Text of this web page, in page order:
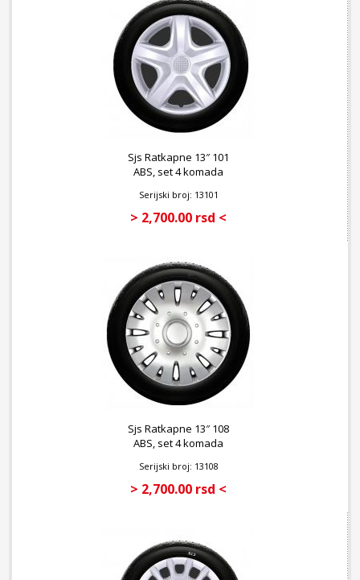
Sjs Ratkapne 13″ 101
ABS, set 4 komada
Serijski broj: 13101
> 2,700.00 rsd <
Sjs Ratkapne 13″ 108
ABS, set 4 komada
Serijski broj: 13108
> 2,700.00 rsd <